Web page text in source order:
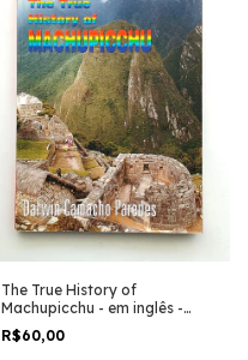
The True History of
Machupicchu - em inglês -
Darwin Camacho Paredes
R$60,00